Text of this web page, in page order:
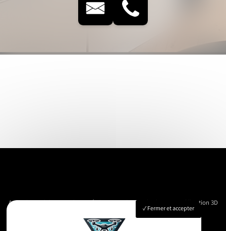
Accueil Suivi de chantier
Modélisation 3D
Contact Fermer et accepter